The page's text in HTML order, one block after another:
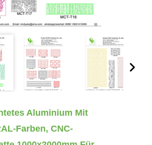
Aluminium Mit
Farben, CNC-